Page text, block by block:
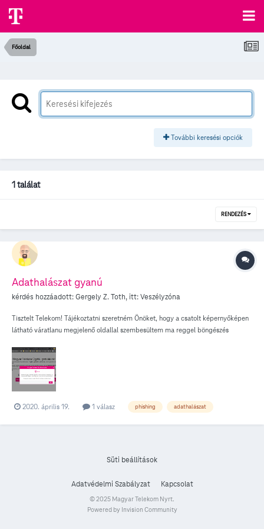
Főoldal
További keresési opciók
1 találat
RENDEZÉS
Adathalászat gyanú
kérdés hozzáadott:Gergely Z. Toth, itt:Veszélyzóna
Tisztelt Telekom! Tájékoztatni szeretném Önöket, hogy a csatolt képernyőképen
látható váratlanu megjelenő oldallal szembesültem ma reggel böngészés
oldalaknak) és a szerver címét (akármi.xzy), arra gyanakszom, hogy valaki az
Önök nevében próbál hozzáférni Telekom ügyfelek adataihoz. Üdvözlettel Tóth
Gergely
2020. április 19. 1 válasz phishing adathalászat
Süti beállítások
Adatvédelmi Szabályzat Kapcsolat
© 2025 Magyar Telekom Nyrt.
Powered by Invision Community